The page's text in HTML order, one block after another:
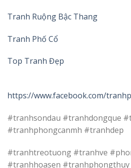
Tranh Ruộng Bậc Thang
Tranh Phố Cổ
Top Tranh Đẹp
https://www.facebook.com/
#tranhsondau #tranhdongque
#tranhphongcanmh #tranhdep
#tranhtreotuong #tranhve
#tranhhoasen #tranhphongthuy